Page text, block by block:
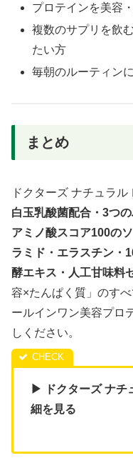
プロテインを美容
複数のサプリを飲
たい方
毎朝のルーティン
まとめ
ドクターズ ナチュラ
白玉乳酸菌配合・3つ
アミノ酸スコア100の
ラミド・エラスチン・
酵エキス・人工甘味料
容×たんぱく質」のす
ールインワン美容プロ
しください。
▶ ドクターズ ナチ
細を見る